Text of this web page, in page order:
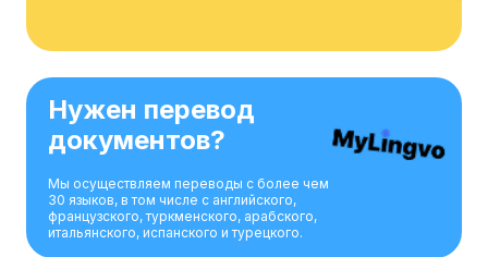
Нужен перевод
документов?
Мы осуществляем переводы с более чем
30 языков, в том числе с английского,
французского, туркменского, арабского,
итальянского, испанского и турецкого.